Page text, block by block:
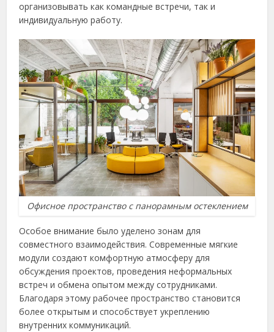
организовывать как командные встречи, так и
индивидуальную работу.
Офисное пространство с панорамным остеклением
Особое внимание было уделено зонам для
совместного взаимодействия. Современные мягкие
модули создают комфортную атмосферу для
обсуждения проектов, проведения неформальных
встреч и обмена опытом между сотрудниками.
Благодаря этому рабочее пространство становится
более открытым и способствует укреплению
внутренних коммуникаций.